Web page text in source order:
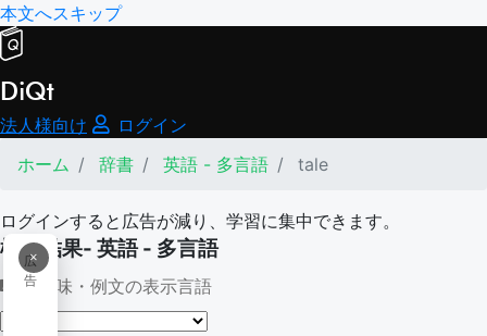
本文へスキップ
DiQt
法人様向け
ログイン
ホーム
辞書 英語 - 多言語 tale
ログインすると広告が減り、学習に集中できます。
×
広
告
検索結果- 英語 - 多言語
意味・例文の表示言語